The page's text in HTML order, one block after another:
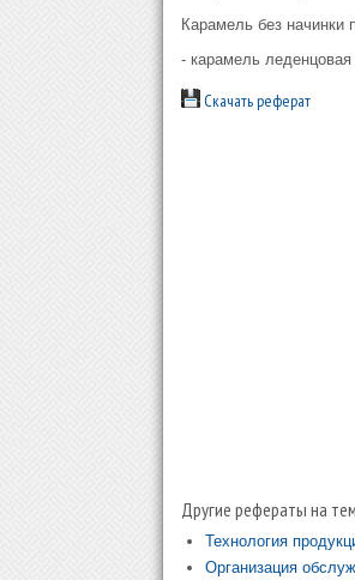
Карамель без
- карамель
Скачать реферат
Другие рефераты на
Технология
Организация